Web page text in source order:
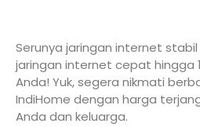
Serunya jaringan internet
jaringan internet cepat hingga
Anda! Yuk, segera nikmati
IndiHome dengan harga
Anda dan keluarga.